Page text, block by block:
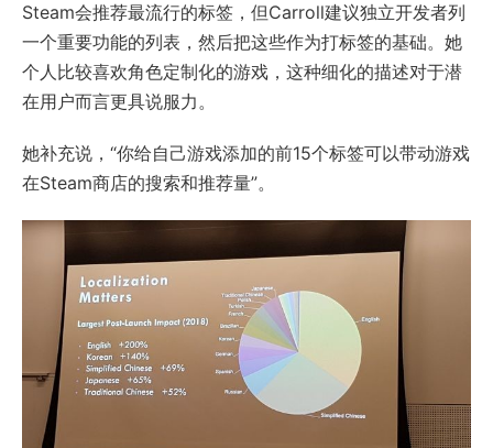
Steam会推荐最流行的标签，但Carroll建议独立开发者列
一个重要功能的列表，然后把这些作为打标签的基础。她
个人比较喜欢角色定制化的游戏，这种细化的描述对于潜
在用户而言更具说服力。
她补充说，“你给自己游戏添加的前15个标签可以带动游戏
在Steam商店的搜索和推荐量”。